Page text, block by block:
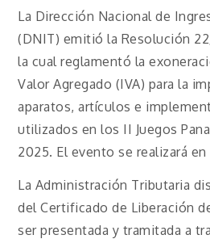
La Dirección Nacional de
(DNIT) emitió la Resolución
la cual reglamentó la
Valor Agregado (IVA) para la
aparatos, artículos e
utilizados en los II Juegos
2025. El evento se realizará
La Administración Tributaria
del Certificado de Liberación
ser presentada y tramitada a